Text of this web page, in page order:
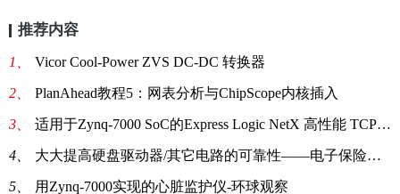
推荐内容
1、 Vicor Cool-Power ZVS DC-DC 转换器
2、 PlanAhead教程5：网表分析与ChipScope内核插入
3、 适用于Zynq-7000 SoC的Express Logic NetX 高性能 TCP-IP 协议栈_世界今亮点
4、 大大提高硬盘驱动器/其它电路的可靠性——电子保险丝方案-环球速递
5、 用Zynq-7000实现的心脏监护仪-环球观察